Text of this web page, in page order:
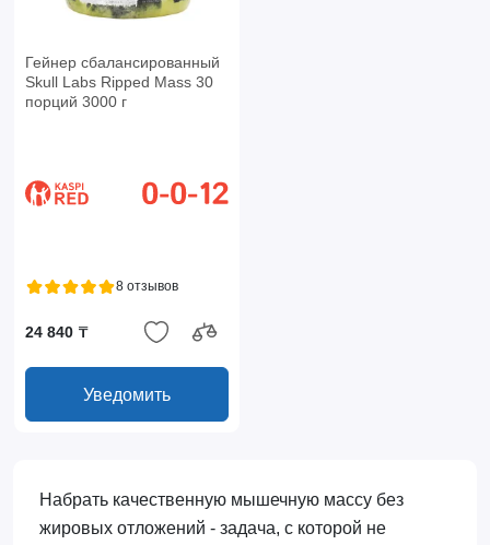
Гейнер сбалансированный
Skull Labs Ripped Mass 30
порций 3000 г
8 отзывов
24 840 ₸
Уведомить
Набрать качественную мышечную массу без
жировых отложений - задача, с которой не